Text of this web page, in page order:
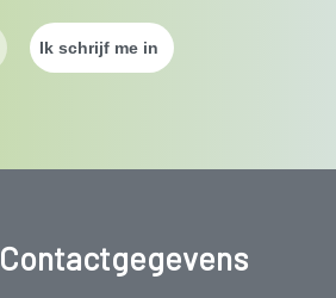
Contactgegevens